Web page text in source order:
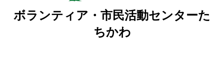
ボランティア・市民活動センターた
ちかわ